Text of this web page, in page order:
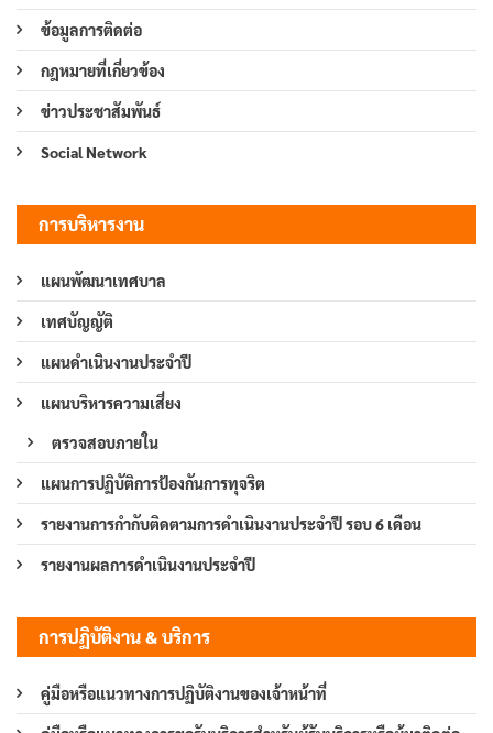
ข้อมูลการติดต่อ
กฎหมายที่เกี่ยวข้อง
ข่าวประชาสัมพันธ์
Social Network
การบริหารงาน
แผนพัฒนาเทศบาล
เทศบัญญัติ
แผนดำเนินงานประจำปี
แผนบริหารความเสี่ยง
ตรวจสอบภายใน
แผนการปฏิบัติการป้องกันการทุจริต
รายงานการกำกับติดตามการดำเนินงานประจำปี รอบ 6 เดือน
รายงานผลการดำเนินงานประจำปี
การปฏิบัติงาน & บริการ
คู่มือหรือแนวทางการปฏิบัติงานของเจ้าหน้าที่